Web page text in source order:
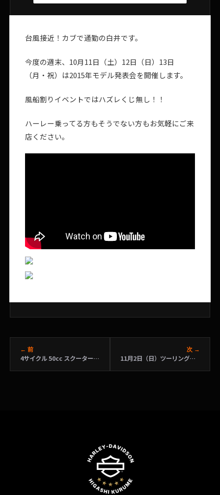
台風接近！カブで通勤の白井です。
今度の週末、10月11日（土）12日（日）13日
（月・祝）は2015年モデル発表会を開催します。
風船割りイベントではハズレくじ無し！！
ハーレー乗ってる方もそうでない方もお気軽にご来
店ください。
← 前
4サイクル 50cc スクーター エンジンOH
次 →
11月2日（日）ツーリング中止のお知らせ 創業感謝祭